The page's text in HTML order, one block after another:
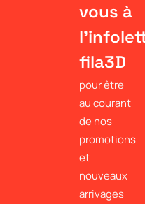
vous à
fila3D
pour être
au courant
de nos
promotions
et
nouveaux
arrivages